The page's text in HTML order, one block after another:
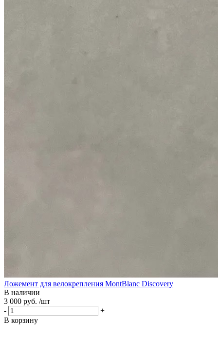
Ложемент для велокрепления MontBlanc Discovery
В наличии
3 000 руб. /шт
-
+
В корзину